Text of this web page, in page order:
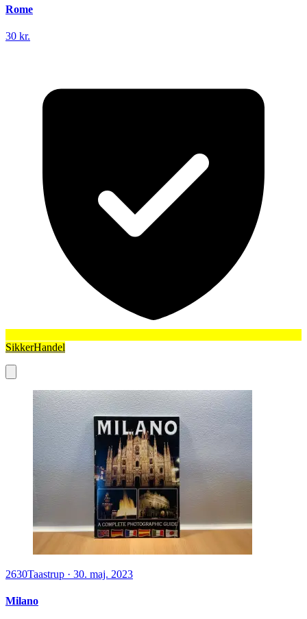
Rome
30 kr.
SikkerHandel
2630Taastrup · 30. maj. 2023
Milano